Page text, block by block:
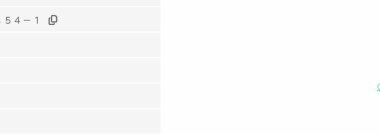
５４−１